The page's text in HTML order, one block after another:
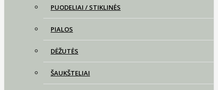
PUODELIAI / STIKLINĖS
PIALOS
DĖŽUTĖS
ŠAUKŠTELIAI